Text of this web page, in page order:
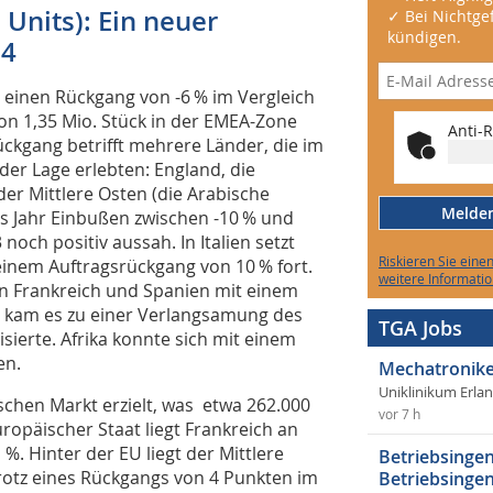
Ein neuer
Rückgang von -6 % im Vergleich
1,35 Mio. Stück in der EMEA-Zone
betrifft mehrere Länder, die im
Lage erlebten: England, die
Mittlere Osten (die Arabische
Einbußen zwischen -10 % und
positiv aussah. In Italien setzt
Auftragsrückgang von 10 % fort.
Frankreich und Spanien mit einem
es zu einer Verlangsamung des
Afrika konnte sich mit einem
Markt erzielt, was etwa 262.000
Staat liegt Frankreich an
Hinter der EU liegt der Mittlere
eines Rückgangs von 4 Punkten im
✓ Bei
kündigen.
Anti-
Riskieren Sie
weitere
TGA Jobs
Uniklinikum
vor 7 h